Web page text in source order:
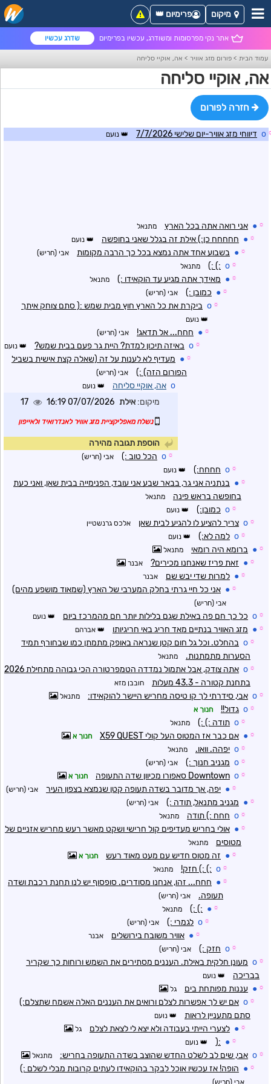
אתר נקי מפרסומות ומשודרג, עכשיו בפרימיום שדרג עכשיו
מיקום פרימיום 👑
עמוד הבית > פורום מזג אוויר > אה, אוקיי סליחה
אה, אוקיי סליחה
חזרה לפורום
o דיווחי מזג אוויר-יום שלישי 7/7/2026 נועם
☼
● אני רואה אתה בכל הארץ מתנאל
☼
● חחחחח כן:) אילת זה בגלל שאני בחופשה נועם
☼
● בשבוע אחד אתה נמצא בכל כך הרבה מקומות אבי (חריש)
☼
o
:) :) מתנאל
☼
● מאידך אתה מגיע עד הוקאידו :) מתנאל
☼
● כמובן :) אבי (חריש)
☼
o ביקרת את כל הארץ חוץ מבית שמש :( סתם צוחק איתך
נועם
☼
● חחח... אל תדאג! אבי (חריש)
☼
o באיזה תיכון למדת? היית גר פעם בבית שמש? נועם
☼
● מעדיף לא לענות על זה (שאלה קצת אישית בשביל
הפורום הזה) :)
אבי (חריש)
o אה, אוקיי סליחה נועם
מיקום: אילת 07/07/2026 16:19
17
נשלח מאפליקציית מזג אוויר לאנדרואיד ולאייפון
הוספת תגובה מהירה
☼
o הכל טוב :) אבי (חריש)
☼
o חחחח:) נועם
☼
● בנתניה אני גר, בבאר שבע אני עובד, הפנימייה בבית שאן, ואני כעת
בחופשה בראש פינה
מתנאל
☼
o כמובן:) נועם
☼
o צריך להציע לו להגיע לבית שאן אלכס גרנשטיין
☼
o למה לא:) נועם
☼
● ברומא היה רומאי מתנאל
☼
● זאת פריז שאנחנו מכירים? אבנר
☼
● למרות שדי יבש שם אבנר
☼
● אני כל חיי גרתי בחלק המערבי של הארץ (שמאוד מושפע מהים)
אבי (חריש)
☼
o כל כך חם פה באילת שגם בלילות יותר חם מהמרכז ביום נועם
☼
● מזג האוויר בנתיים מאד חריג באי חריגיותו אברהם
☼
o בהחלט. וכל גל חום קטן שנראה באופק מתמתן כמו שבחורף תמיד
הסערות מתמתנות.
מתנאל
☼
o
אתה צודק, אבל אתמול נמדדה הטמפרטורה הכי גבוהה מתחילת 2026
בתחנת קטורה - 43.3 מעלות
חובבן מזא
☼
o אבי, סידרתי לך קו טיסה מחריש היישר להוקאידו: מתנאל
☼
o גדול!! חנוך א
☼
o תודה :) :) מתנאל
☼
● אם כבר אז המטוס העל קולי X59 QUEST חנוך א
☼
o יפהה. וואו. מתנאל
☼
o מגניב חנוך :) אבי (חריש)
☼
o Downtown סאפורו מכיוון שדה התעופה חנוך א
☼
● יפה, אך מדובר בשדה תעופה קטן שנמצא בצפון העיר אבי (חריש)
☼
● מגניב מתנאל, תודה :) אבי (חריש)
☼
o חחח :) תודה מתנאל
☼
● אולי בחריש מעדיפים קול חרישי ושקט מאשר רעש מחריש אזניים של
מטוסים
מתנאל
☼
● זה מטוס חדיש עם מעט מאוד רעש חנוך א
☼
o :) :) חזק! מתנאל
☼
● חחח... זהו, אנחנו מסודרים. סופסוף יש לנו תחנת רכבת ושדה
תעופה.
אבי (חריש)
☼
●
:) :) מתנאל
☼
o לגמרי :) אבי (חריש)
☼
● אוויר משובח בירושלים אבנר
☼
o חזק :) אבי (חריש)
☼
o מעונן חלקית באילת. העננים מסתירים את השמש ורוחות כך שקריר
בבריכה
נועם
☼
● עננות מפותחת בים גל
☼
o אם יש לך אפשרות לצלם ורואים את העננים האלה אשמח שתצלם:)
סתם מתעניין לראות
נועם
☼
● לצערי הייתי בעבודה ולא יצא לי לצאת לצלם גל
☼
●
:( נועם
☼
o אבי, שים לב לשלט החדש שהוצב בשדה התעופה בחריש: מתנאל
☼
● הופה! אז עכשיו אוכל לבקר בהוקאידו לעתים קרובות מבלי לשלם :)
אבי (חריש)